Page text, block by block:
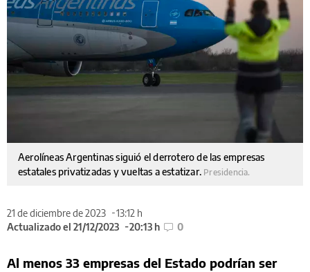
Aerolíneas Argentinas siguió el derrotero de las empresas
estatales privatizadas y vueltas a estatizar. Presidencia.
21 de diciembre de 2023
13:12 h
Actualizado el 21/12/2023
20:13 h 0
Al menos 33 empresas del Estado podrían ser